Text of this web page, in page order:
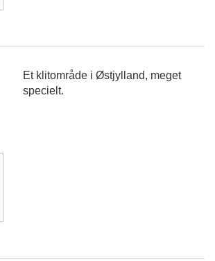
Et klitområde i Østjylland, meget
specielt.